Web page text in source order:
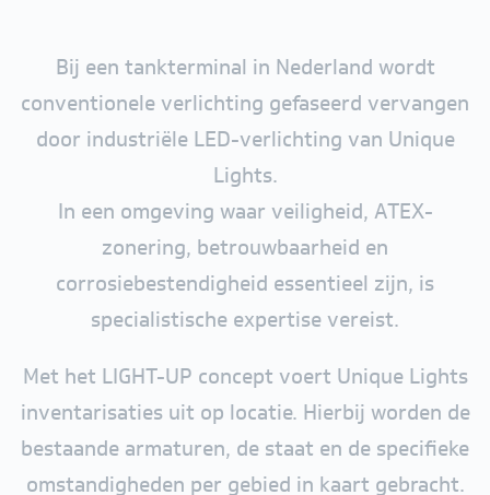
Bij een tankterminal in Nederland wordt
conventionele verlichting gefaseerd vervangen
door industriële LED-verlichting van Unique
Lights.
In een omgeving waar veiligheid, ATEX-
zonering, betrouwbaarheid en
corrosiebestendigheid essentieel zijn, is
specialistische expertise vereist.
Met het LIGHT-UP concept voert Unique Lights
inventarisaties uit op locatie. Hierbij worden de
bestaande armaturen, de staat en de specifieke
omstandigheden per gebied in kaart gebracht.